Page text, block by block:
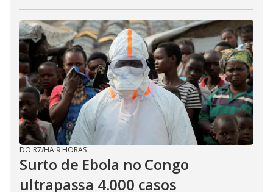
DO R7/HÁ 9 HORAS
Surto de Ebola no Congo
ultrapassa 4.000 casos